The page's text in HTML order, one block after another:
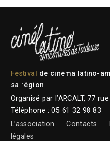
Festival
de cinéma latino-
sa région
Organisé par l’ARCALT, 77
Téléphone : 05 61 32 98 83
L’association
Contacts
légales